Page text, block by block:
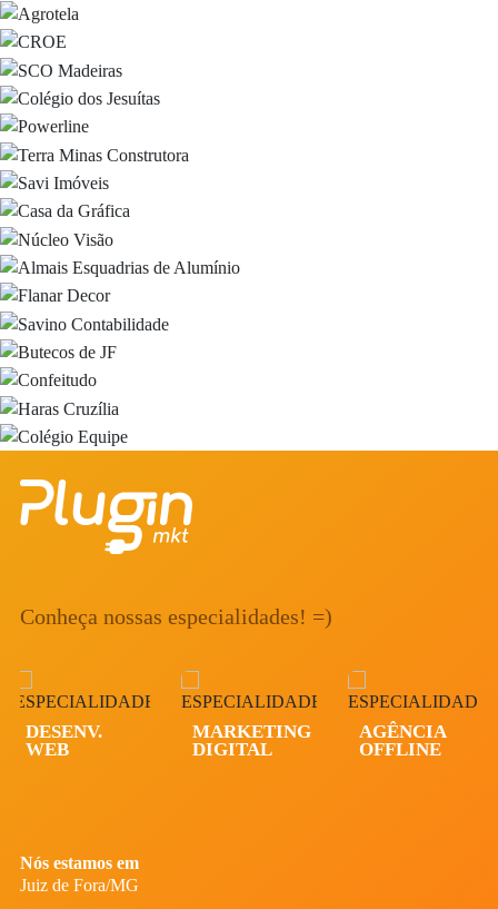
Conheça nossas especialidades! =)
DESENV.
WEB
MARKETING
DIGITAL
AGÊNCIA
OFFLINE
Nós estamos em
Juiz de Fora/MG